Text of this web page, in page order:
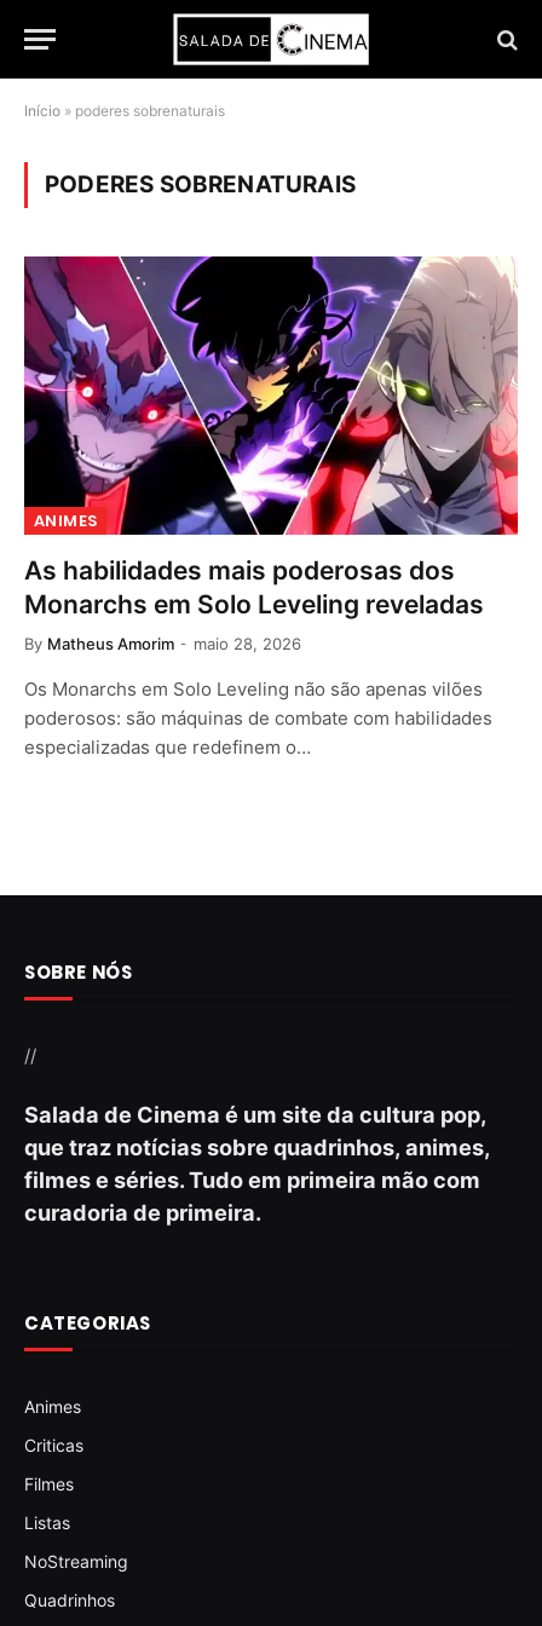
Início » poderes sobrenaturais
PODERES SOBRENATURAIS
ANIMES
As habilidades mais poderosas dos
Monarchs em Solo Leveling reveladas
By Matheus Amorim maio 28, 2026
Os Monarchs em Solo Leveling não são apenas vilões
poderosos: são máquinas de combate com habilidades
especializadas que redefinem o…
SOBRE NÓS
//
Salada de Cinema é um site da cultura pop,
que traz notícias sobre quadrinhos, animes,
filmes e séries. Tudo em primeira mão com
curadoria de primeira.
CATEGORIAS
Animes
Criticas
Filmes
Listas
NoStreaming
Quadrinhos